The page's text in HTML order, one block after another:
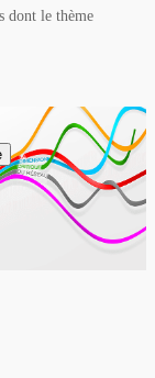
dont le thème